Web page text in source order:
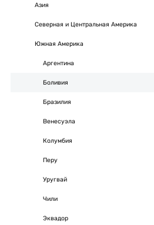
Азия
Северная и Центральная Америка
Южная Америка
Аргентина
Боливия
Бразилия
Венесуэла
Колумбия
Перу
Уругвай
Чили
Эквадор